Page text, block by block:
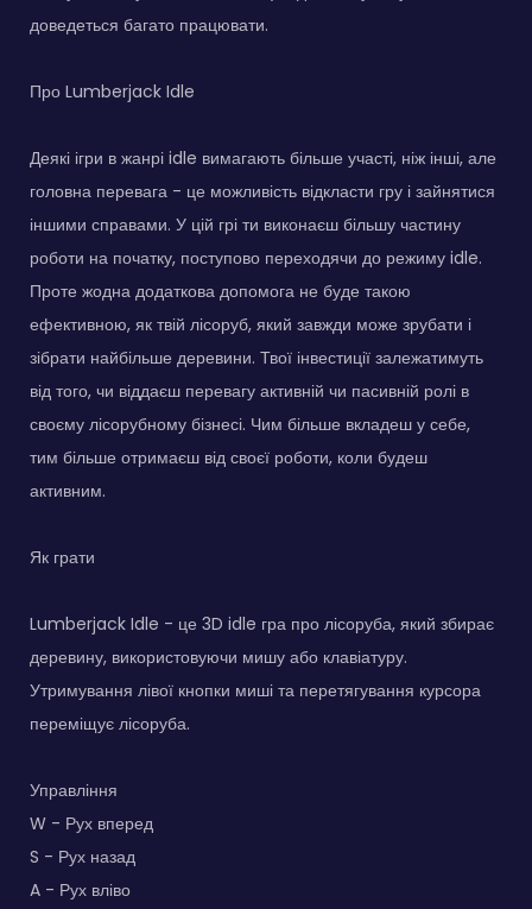
доведеться багато працювати.
Про Lumberjack Idle
Деякі ігри в жанрі idle вимагають більше участі, ніж інші, але
головна перевага - це можливість відкласти гру і зайнятися
іншими справами. У цій грі ти виконаєш більшу частину
роботи на початку, поступово переходячи до режиму idle.
Проте жодна додаткова допомога не буде такою
ефективною, як твій лісоруб, який завжди може зрубати і
зібрати найбільше деревини. Твої інвестиції залежатимуть
від того, чи віддаєш перевагу активній чи пасивній ролі в
своєму лісорубному бізнесі. Чим більше вкладеш у себе,
тим більше отримаєш від своєї роботи, коли будеш
активним.
Як грати
Lumberjack Idle - це 3D idle гра про лісоруба, який збирає
деревину, використовуючи мишу або клавіатуру.
Утримування лівої кнопки миші та перетягування курсора
переміщує лісоруба.
Управління
W - Рух вперед
S - Рух назад
A - Рух вліво